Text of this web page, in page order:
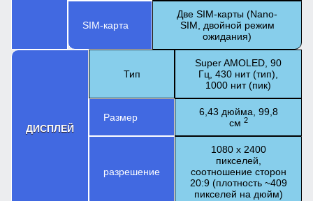
SIM-карта
Две SIM-карты (Nano-
SIM, двойной режим
ожидания)
ДИСПЛЕЙ
Тип
Super AMOLED, 90
Гц, 430 нит (тип),
1000 нит (пик)
Размер
6,43 дюйма, 99,8
см 2
разрешение
1080 x 2400
пикселей,
соотношение сторон
20:9 (плотность ~409
пикселей на дюйм)